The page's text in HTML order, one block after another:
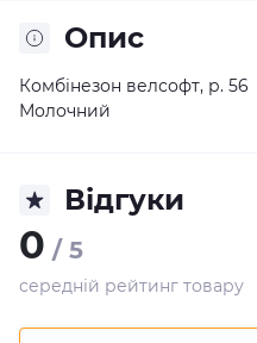
Опис
Комбінезон велсофт, р. 56
Молочний
Відгуки
0 / 5
середній рейтинг товару